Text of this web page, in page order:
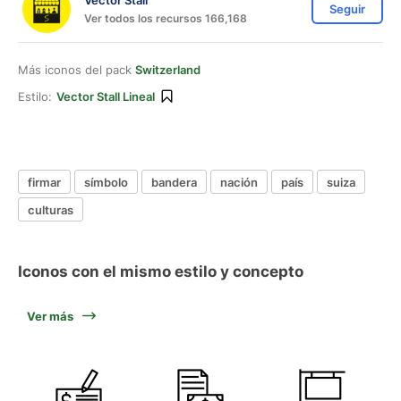
Ver todos los recursos 166,168
Seguir
Más iconos del pack Switzerland
Estilo: Vector Stall Lineal
firmar símbolo bandera nación país
suiza
culturas
Iconos con el mismo estilo y concepto
Ver más